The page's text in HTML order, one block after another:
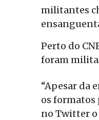
militantes
Perto do
foram
“Apesar da
os formatos
no Twitter o